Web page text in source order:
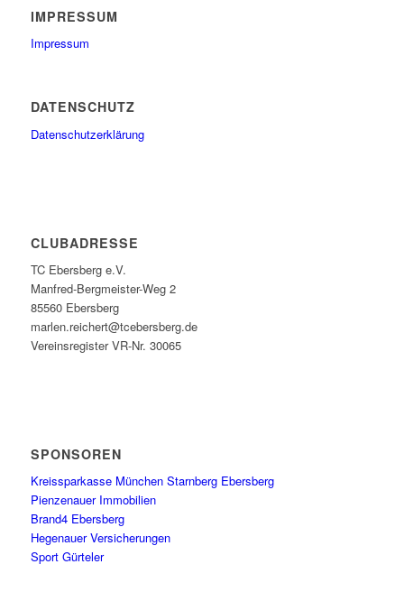
IMPRESSUM
Impressum
DATENSCHUTZ
Datenschutzerklärung
CLUBADRESSE
TC Ebersberg e.V.
Manfred-Bergmeister-Weg 2
85560 Ebersberg
marlen.reichert@tcebersberg.de
Vereinsregister VR-Nr. 30065
SPONSOREN
Kreissparkasse München Starnberg Ebersberg
Pienzenauer Immobilien
Brand4 Ebersberg
Hegenauer Versicherungen
Sport Gürteler